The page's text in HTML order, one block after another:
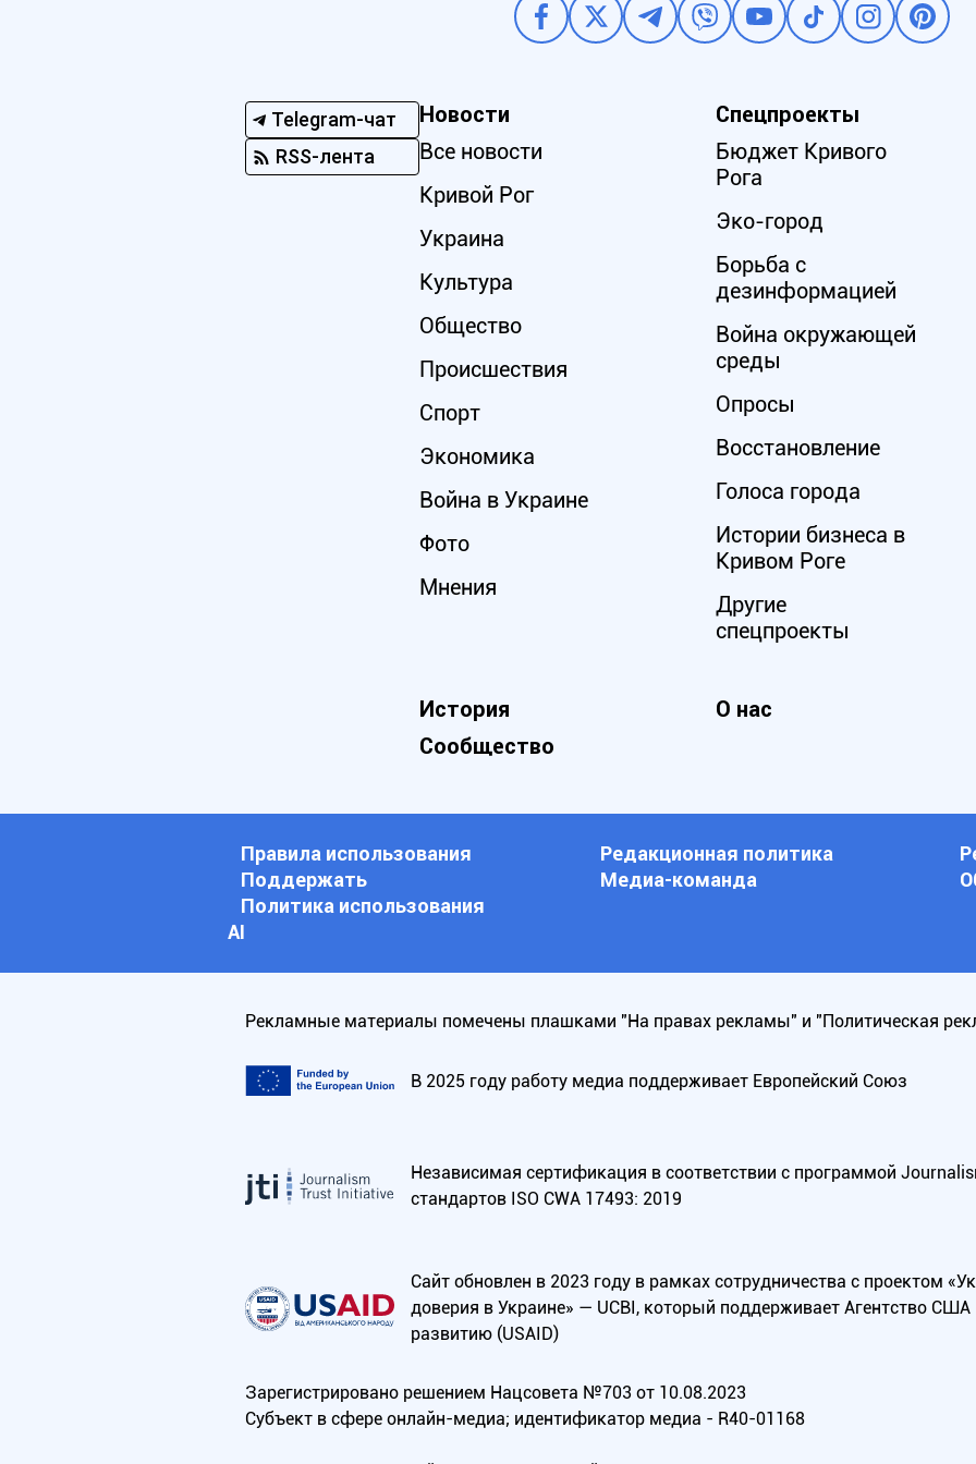
Telegram-чат
RSS-лента
Новости
Все новости
Кривой Рог
Украина
Культура
Общество
Происшествия
Спорт
Экономика
Война в Украине
Фото
Мнения
Спецпроекты
Бюджет Кривого
Рога
Эко-город
Борьба с
дезинформацией
Война окружающей
среды
Опросы
Восстановление
Голоса города
Истории бизнеса в
Кривом Роге
Другие
спецпроекты
История
О нас
Сообщество
Правила использования Редакционная политика
Поддержать
Медиа-команда
Политика использования
АI
Рекламные материалы помечены плашками "На правах рекламы" и "Политическая
В 2025 году работу медиа поддерживает Европейский Союз
Независимая сертификация в соответствии с программой
стандартов ISO CWA 17493: 2019
Сайт обновлен в 2023 году в рамках сотрудничества с проектом
доверия в Украине» — UCBI, который поддерживает Агентство
развитию (USAID)
Зарегистрировано решением Нацсовета №703 от 10.08.2023
Субъект в сфере онлайн-медиа; идентификатор медиа - R40-01168